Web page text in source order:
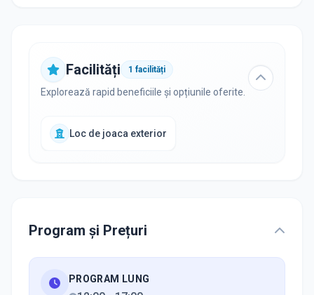
Facilități 1 facilități
Explorează rapid beneficiile și opțiunile oferite.
Loc de joaca exterior
Program și Prețuri
PROGRAM LUNG